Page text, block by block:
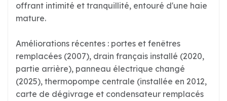
offrant intimité et tranquillité, entouré d'une haie
mature.
Améliorations récentes : portes et fenêtres
remplacées (2007), drain français installé (2020,
partie arrière), panneau électrique changé
(2025), thermopompe centrale (installée en 2012,
carte de dégivrage et condensateur remplacés